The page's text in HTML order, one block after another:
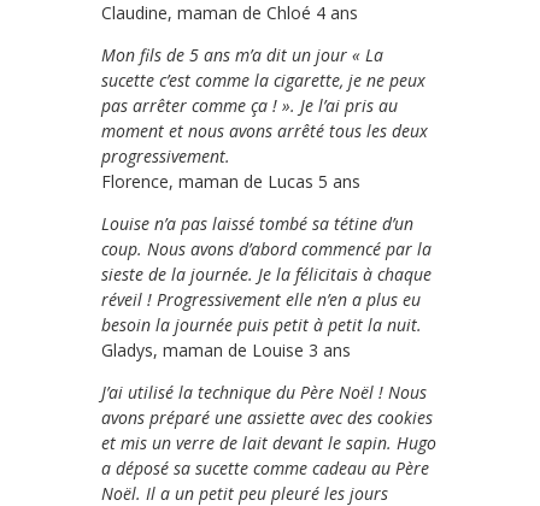
Claudine, maman de Chloé 4 ans
Mon fils de 5 ans m’a dit un jour « La
sucette c’est comme la cigarette, je ne peux
pas arrêter comme ça ! ». Je l’ai pris au
moment et nous avons arrêté tous les deux
progressivement.
Florence, maman de Lucas 5 ans
Louise n’a pas laissé tombé sa tétine d’un
coup. Nous avons d’abord commencé par la
sieste de la journée. Je la félicitais à chaque
réveil ! Progressivement elle n’en a plus eu
besoin la journée puis petit à petit la nuit.
Gladys, maman de Louise 3 ans
J’ai utilisé la technique du Père Noël ! Nous
avons préparé une assiette avec des cookies
et mis un verre de lait devant le sapin. Hugo
a déposé sa sucette comme cadeau au Père
Noël. Il a un petit peu pleuré les jours